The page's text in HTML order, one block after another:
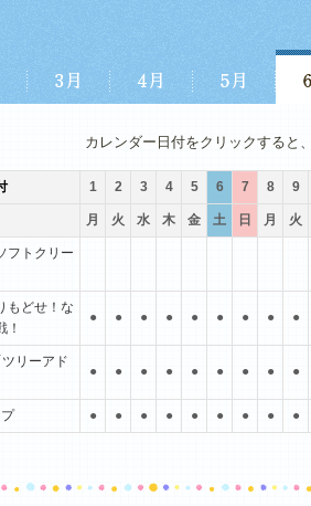
カレンダー日付をクリックすると
1 2 3 4 5 6 7 8 9
月 火 水 木 金 土 日 月 火
フトクリー
もどせ！な
！
● ● ● ● ● ● ● ● ●
リーアド
● ● ● ● ● ● ● ● ●
● ● ● ● ● ● ● ● ●